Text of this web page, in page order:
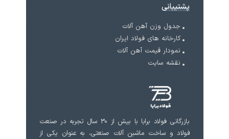
پشتیبانی
جدول وزن آهن آلات
کارخانه های فولاد ایران
نمودار قیمت آهن آلات
نقشه سایت
بازرگانی فولاد برابا با بیش از 30 سال تجربه در صنعت
فولاد و ساخت ماشین آلات صنعتی، به عنوان یکی از